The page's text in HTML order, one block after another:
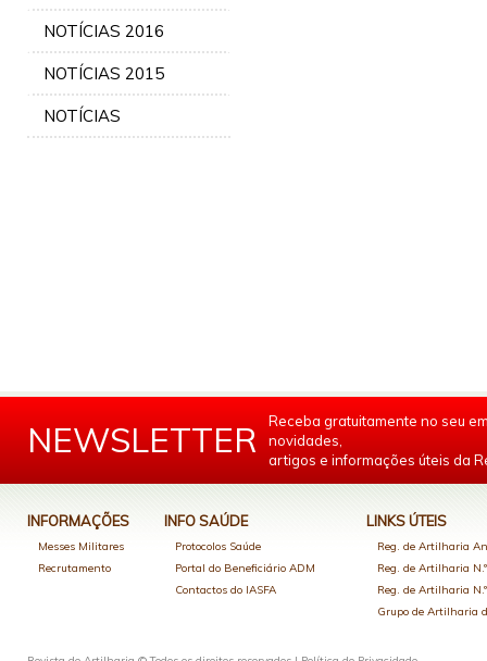
NOTÍCIAS 2016
NOTÍCIAS 2015
NOTÍCIAS
NEWSLETTER
Receba gratuitamente no seu
novidades,
artigos e informações úteis da
INFORMAÇÕES
Messes Militares
Recrutamento
INFO SAÚDE
Protocolos Saúde
Portal do Beneficiário ADM
Contactos do IASFA
LINKS ÚTEIS
Reg. de Artilharia
Reg. de Artilharia
Reg. de Artilharia
Grupo de Artilharia